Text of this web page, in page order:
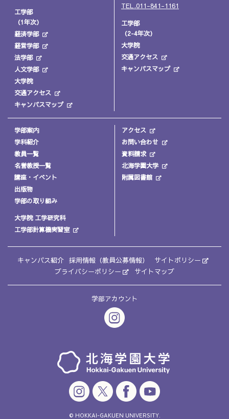
工学部
（1年次）
経済学部
経営学部
法学部
人文学部
大学院
交通アクセス
キャンパスマップ
TEL.011-841-1161
工学部
（2-4年次）
大学院
交通アクセス
キャンパスマップ
学部案内
学科紹介
教員一覧
名誉教授一覧
講座・イベント
出版物
学部の取り組み
大学院 工学研究科
工学部計算機実習室
アクセス
お問い合わせ
資料請求
北海学園大学
附属図書館
キャンパス紹介 採用情報（教員公募情報）
サイトポリシー
プライバシーポリシー
サイトマップ
学部アカウント
© HOKKAI-GAKUEN UNIVERSITY.